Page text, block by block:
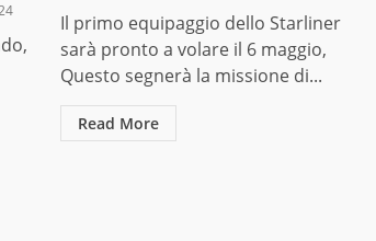
Il primo equipaggio dello Starliner
sarà pronto a volare il 6 maggio,
Questo segnerà la missione di...
Read More